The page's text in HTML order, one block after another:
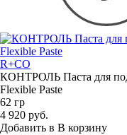
R+CO
КОНТРОЛЬ Паста для
Flexible Paste
62 гр
4 920 руб.
Добавить в В корзину